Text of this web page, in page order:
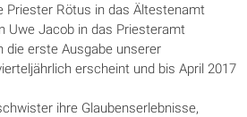
Priester Rötus in das Ältestenamt
Uwe Jacob in das Priesteramt
die erste Ausgabe unserer
erscheint und bis April 2017
ihre Glaubenserlebnisse,